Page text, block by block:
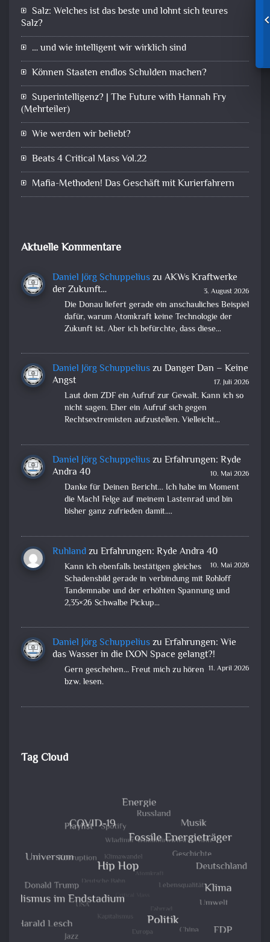
Salz: Welches ist das beste und lohnt sich teures
Salz?
… und wie intelligent wir wirklich sind
Können Staaten endlos Schulden machen?
Superintelligenz? | The Future with Hannah Fry
(Mehrteiler)
Wie werden wir beliebt?
Beats 4 Critical Mass Vol.22
Mafia-Methoden! Das Geschäft mit Kurierfahrern
Aktuelle Kommentare
Daniel Jörg Schuppeliuszu AKWs Kraftwerke
der Zukunft…
3. August 2026
Die Donau liefert gerade ein anschauliches Beispiel
dafür, warum Atomkraft keine Technologie der
Zukunft ist. Aber ich befürchte, dass diese…
Daniel Jörg Schuppeliuszu Danger Dan – Keine
Angst
17. Juli 2026
Laut dem ZDF ein Aufruf zur Gewalt. Kann ich so
nicht sagen. Eher ein Aufruf sich gegen
Rechtsextremisten aufzustellen. Vielleicht…
Daniel Jörg Schuppeliuszu Erfahrungen: Ryde
Andra 40
10. Mai 2026
Danke für Deinen Bericht... Ich habe im Moment
die Mach1 Felge auf meinem Lastenrad und bin
bisher ganz zufrieden damit.…
Ruhlandzu Erfahrungen: Ryde Andra 40
10. Mai 2026
Kann ich ebenfalls bestätigen gleiches
Schadensbild gerade in verbindung mit Rohloff
Tandemnabe und der erhöhten Spannung und
2,35×26 Schwalbe Pickup…
Daniel Jörg Schuppeliuszu Erfahrungen: Wie
das Wasser in die IXON Space gelangt?!
11. April 2026
Gern geschehen... Freut mich zu hören
bzw. lesen.
Tag Cloud